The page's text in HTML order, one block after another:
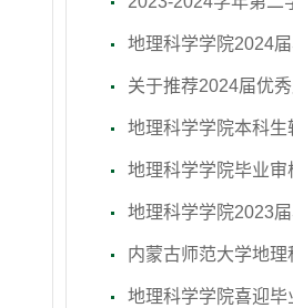
地理科学学院2024
关于推荐2024届优
地理科学学院本科
地理科学学院毕业审
地理科学学院2023
内蒙古师范大学地
地理科学学院喜迎